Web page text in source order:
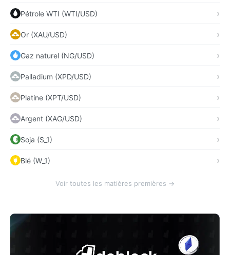
Pétrole WTI (WTI/USD)
Or (XAU/USD)
Gaz naturel (NG/USD)
Palladium (XPD/USD)
Platine (XPT/USD)
Argent (XAG/USD)
Soja (S_1)
Blé (W_1)
Voir toutes les matières premières →